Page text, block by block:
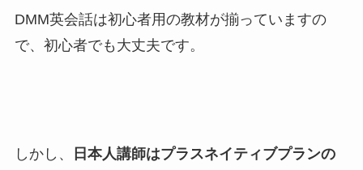
DMM英会話は初心者用の教材が揃っていますの
で、初心者でも大丈夫です。
しかし、
日本人講師はプラスネイティブプランの